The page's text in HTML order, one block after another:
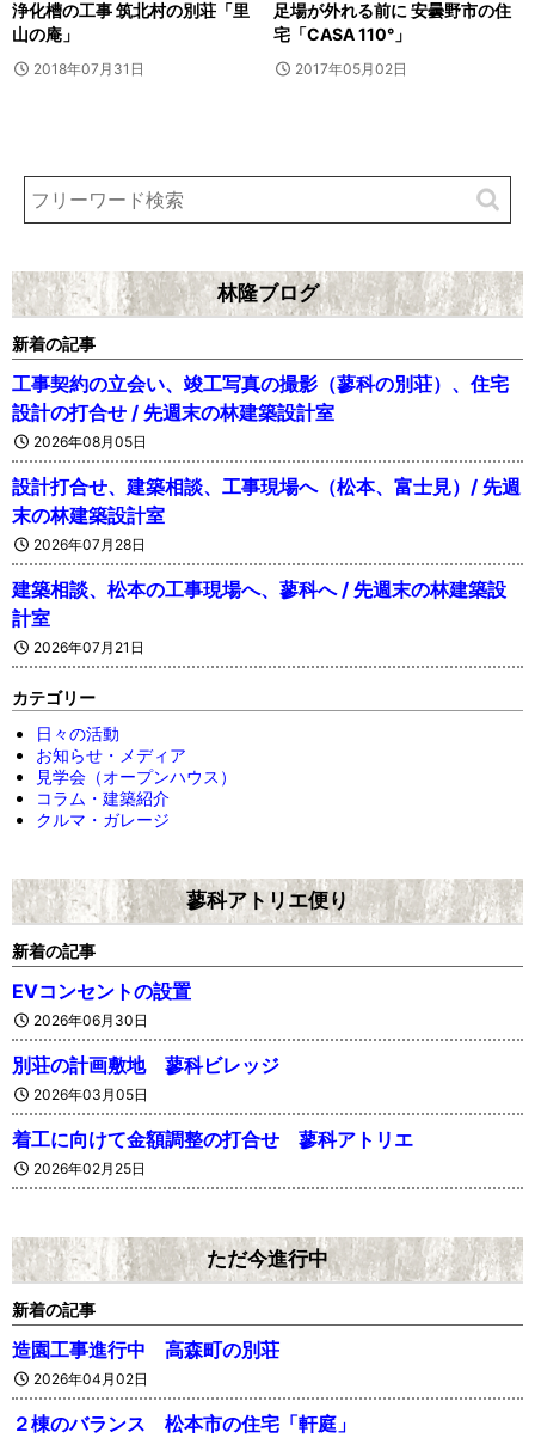
浄化槽の工事 筑北村の別荘「里
山の庵」
2018年07月31日
足場が外れる前に 安曇野市の住
宅「CASA 110°」
2017年05月02日
林隆ブログ
新着の記事
工事契約の立会い、竣工写真の撮影（蓼科の別荘）、住宅
設計の打合せ / 先週末の林建築設計室
2026年08月05日
設計打合せ、建築相談、工事現場へ（松本、富士見）/ 先週
末の林建築設計室
2026年07月28日
建築相談、松本の工事現場へ、蓼科へ / 先週末の林建築設
計室
2026年07月21日
カテゴリー
日々の活動
お知らせ・メディア
見学会（オープンハウス）
コラム・建築紹介
クルマ・ガレージ
蓼科アトリエ便り
新着の記事
EVコンセントの設置
2026年06月30日
別荘の計画敷地 蓼科ビレッジ
2026年03月05日
着工に向けて金額調整の打合せ 蓼科アトリエ
2026年02月25日
ただ今進行中
新着の記事
造園工事進行中 高森町の別荘
2026年04月02日
２棟のバランス 松本市の住宅「軒庭」